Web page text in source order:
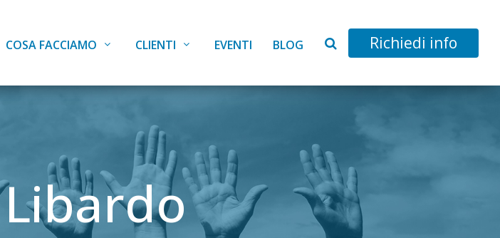
COSA FACCIAMO CLIENTI EVENTI BLOG Richiedi info